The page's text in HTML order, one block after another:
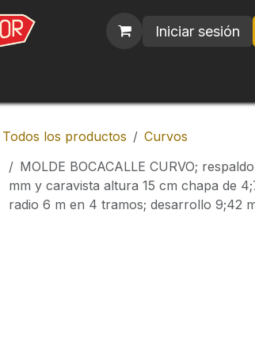
Iniciar sesión
Todos los productos
Curvos
MOLDE BOCACALLE CURVO;
mm y caravista altura 15 cm chapa de
radio 6 m en 4 tramos; desarrollo 9;42